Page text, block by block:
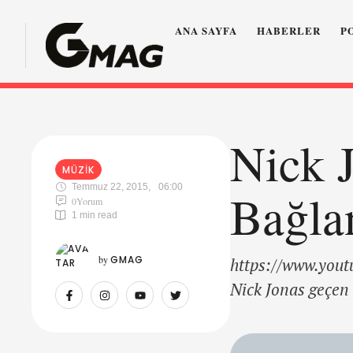
ANA SAYFA HABERLER
MÜZIK
Temmuz 22, 2015, 06:00
0Yorum
1 min read
by GMAG
Nick
https://
Nick Jonas
Chains